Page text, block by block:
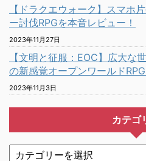
【ドラクエウォーク】スマホ
ー討伐RPGを本音レビュー！
2023年11月27日
【文明と征服：EOC】広大な
の新感覚オープンワールド
2023年11月3日
カテゴ